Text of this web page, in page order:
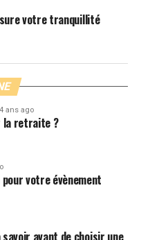
votre tranquillité
4 ans ago
la retraite ?
votre évènement